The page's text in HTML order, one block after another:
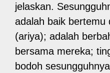
jelaskan.
adalah baik bertemu
(ariya); adalah
bersama mereka;
bodoh